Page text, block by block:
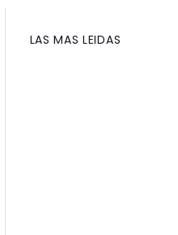
LAS MAS LEIDAS